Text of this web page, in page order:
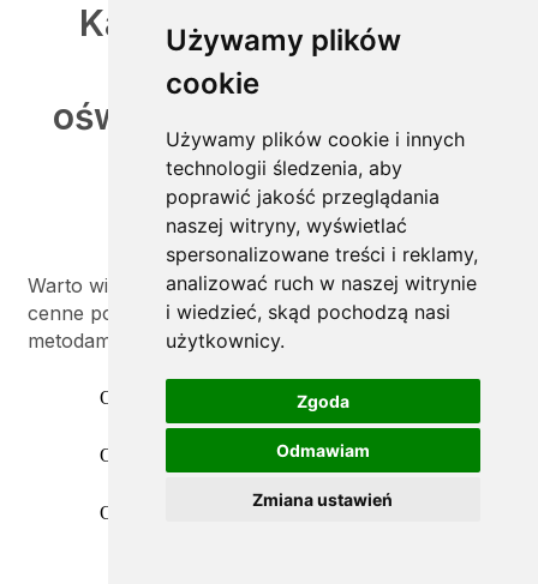
Używamy plików
cookie
Używamy plików cookie i innych
technologii śledzenia, aby
poprawić jakość przeglądania
naszej witryny, wyświetlać
spersonalizowane treści i reklamy,
analizować ruch w naszej witrynie
i wiedzieć, skąd pochodzą nasi
użytkownicy.
Zgoda
Odmawiam
Zmiana ustawień
Kable grzewcze, maty
grzewcze, żarówki
oświetleniowe, żarówki z
UVB
Warto wiedzieć więcej. Przygotowaliśmy dla Was
cenne porady o ogrzewaniu terrarium różnymi
metodami i sposobami
O ogrzewaniu kablami i matami grzewczymi
O żarówkach do oświetlenia zbiorników
O doborze świetlówek z UVB